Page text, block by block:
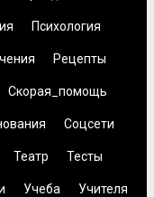
Психология
Рецепты
Скорая_помощь
Соцсети
Театр Тесты
Учеба Учителя